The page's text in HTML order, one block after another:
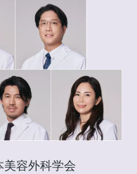
容外科学会